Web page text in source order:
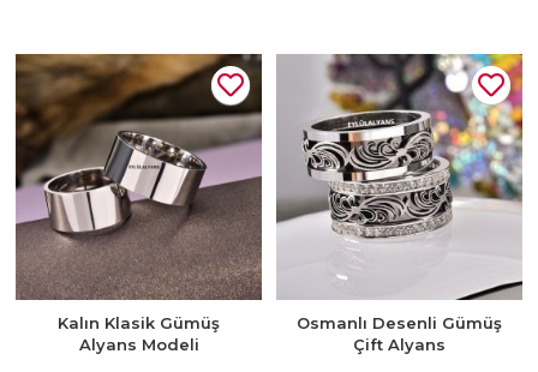
Kalın Klasik Gümüş
Alyans Modeli
Osmanlı Desenli Gümüş
Çift Alyans